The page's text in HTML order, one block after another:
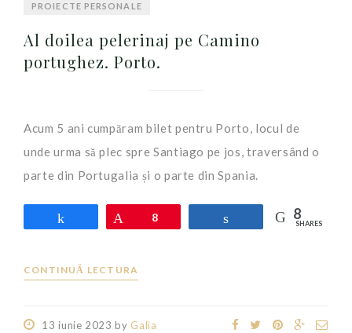
PROIECTE PERSONALE
Al doilea pelerinaj pe Camino
portughez. Porto.
Acum 5 ani cumpăram bilet pentru Porto, locul de
unde urma să plec spre Santiago pe jos, traversând o
parte din Portugalia și o parte din Spania.
Pin8 8
SHARES
CONTINUĂ LECTURA
13 iunie 2023 by Galia